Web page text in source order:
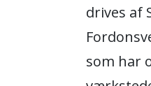
drives af
som har